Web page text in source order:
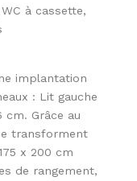
à cassette,
implantation
: Lit gauche
cm. Grâce au
transforment
x 200 cm
de rangement,